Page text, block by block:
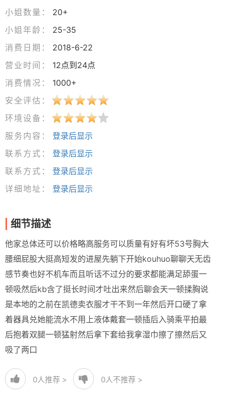
小姐数量：
20+
小姐年龄：
25-35
消费日期：
2018-6-22
营业时间：
12点到24点
消费情况：
1000+
安全评估：
环境设备：
服务内容：
登录后显示
联系方式：
登录后显示
联系方式：
登录后显示
详细地址：
登录后显示
细节描述
他家总体还可以价格略高服务可以质量有好有坏53号胸大
腰细屁股大挺高短发的进屋先躺下开始kouhuo聊聊天无齿
感节奏也好不机车而且听话不过分的要求都能满足舔蛋一
顿吸然后kb含了挺长时间才吐出来然后聊会天一顿揉胸说
是本地的之前在凯德卖衣服才干不到一年然后开口硬了拿
着器具兑她能流水不用上液体戴套一顿插后入骑乘平拍最
后抱着双腿一顿猛射然后拿下套给我拿湿巾擦了擦然后又
吸了两口
0人推荐 > 0人不推荐 >